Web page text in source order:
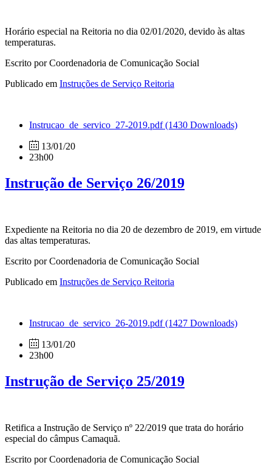
Horário especial na Reitoria no dia 02/01/2020, devido às altas
temperaturas.
Escrito por Coordenadoria de Comunicação Social
Publicado em Instruções de Serviço Reitoria
Instrucao_de_servico_27-2019.pdf(1430 Downloads)
13/01/20
23h00
Instrução de Serviço 26/2019
Expediente na Reitoria no dia 20 de dezembro de 2019, em virtude
das altas temperaturas.
Escrito por Coordenadoria de Comunicação Social
Publicado em Instruções de Serviço Reitoria
Instrucao_de_servico_26-2019.pdf(1427 Downloads)
13/01/20
23h00
Instrução de Serviço 25/2019
Retifica a Instrução de Serviço nº 22/2019 que trata do horário
especial do câmpus Camaquã.
Escrito por Coordenadoria de Comunicação Social